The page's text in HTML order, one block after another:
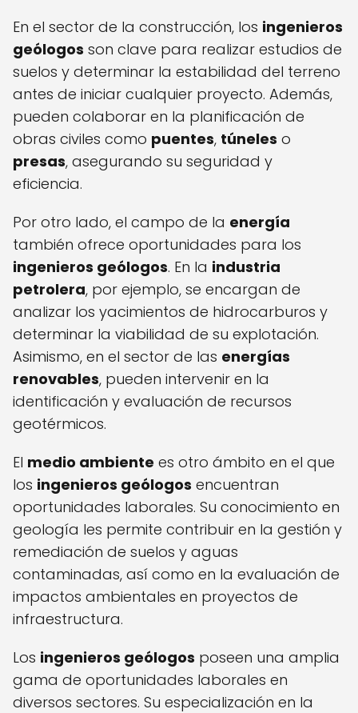
En el sector de la construcción, los ingenieros
geólogos son clave para realizar estudios de
suelos y determinar la estabilidad del terreno
antes de iniciar cualquier proyecto. Además,
pueden colaborar en la planificación de
obras civiles como puentes, túneles o
presas, asegurando su seguridad y
eficiencia.
Por otro lado, el campo de la energía
también ofrece oportunidades para los
ingenieros geólogos. En la industria
petrolera, por ejemplo, se encargan de
analizar los yacimientos de hidrocarburos y
determinar la viabilidad de su explotación.
Asimismo, en el sector de las energías
renovables, pueden intervenir en la
identificación y evaluación de recursos
geotérmicos.
El medio ambiente es otro ámbito en el que
los ingenieros geólogos encuentran
oportunidades laborales. Su conocimiento en
geología les permite contribuir en la gestión y
remediación de suelos y aguas
contaminadas, así como en la evaluación de
impactos ambientales en proyectos de
infraestructura.
Los ingenieros geólogos poseen una amplia
gama de oportunidades laborales en
diversos sectores. Su especialización en la